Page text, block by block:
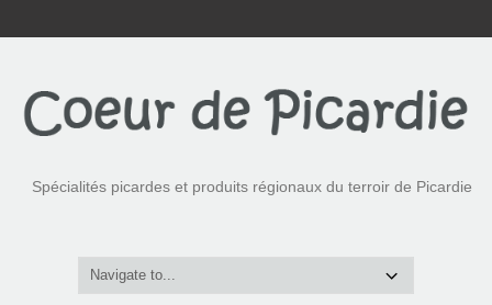
Spécialités picardes et produits régionaux du terroir de Picardie